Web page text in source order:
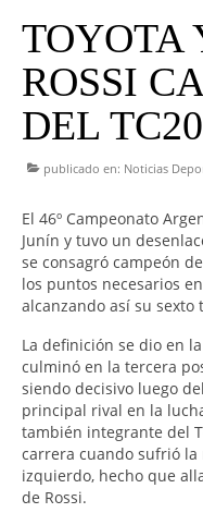
TOYOTA
ROSSI
DEL
publicado en: Noticias
El 46º Campeonato
Junín y tuvo un
se consagró campeón
los puntos necesarios
alcanzando así su
La definición se dio en
culminó en la tercera
siendo decisivo luego
principal rival en la
también integrante del
carrera cuando sufrió
izquierdo, hecho que
de Rossi.